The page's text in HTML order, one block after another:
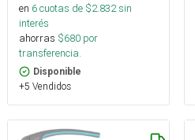
en 6cuotas de $2.832sin
interés
ahorras $680 por
transferencia.
Disponible
+5 Vendidos